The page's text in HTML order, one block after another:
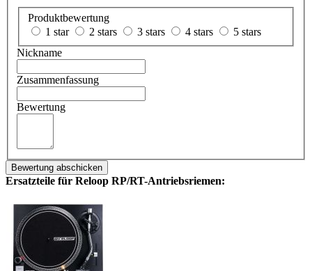
Produktbewertung
1 star
2 stars 3 stars 4 stars
5 stars
Nickname
Zusammenfassung
Bewertung
Bewertung abschicken
Ersatzteile für Reloop RP/RT-Antriebsriemen: